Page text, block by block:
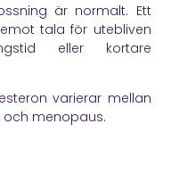
är normalt. Ett
tala för utebliven
eller kortare
varierar mellan
och menopaus.